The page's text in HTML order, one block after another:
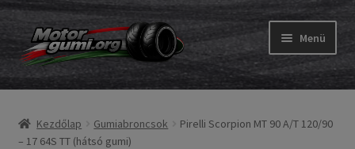
Ugrás
a
navigációhoz
Kilépés
a
tartalomba
Menü
Gumik
Expand
menu
Belső gumi és szalag
Expand
Kezdőlap Gumiabroncsok
Pirelli Scorpion MT 90 A/T 120/90
– 17 64S TT (hátsó gumi)